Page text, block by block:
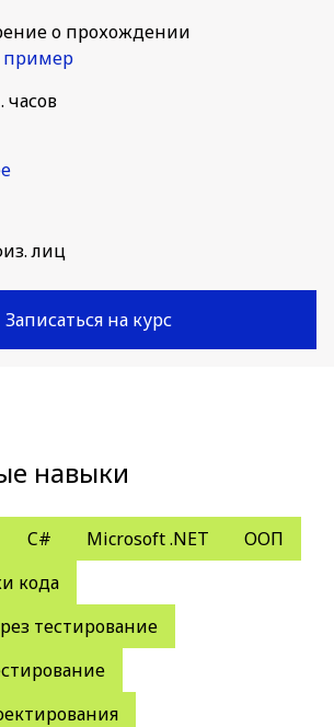
о прохождении
пример
часов
лиц
Записаться на курс
навыки
C# Microsoft .NET
ООП
кода
тестирование